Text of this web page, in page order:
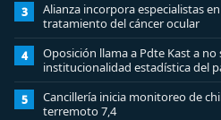
3
Alianza incorpora especialistas
tratamiento del cáncer ocular
4
Oposición llama a Pdte Kast a
institucionalidad estadística del
5
Cancillería inicia monitoreo de
terremoto 7,4